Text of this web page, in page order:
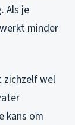
Als je
minder
zichzelf wel
kans om